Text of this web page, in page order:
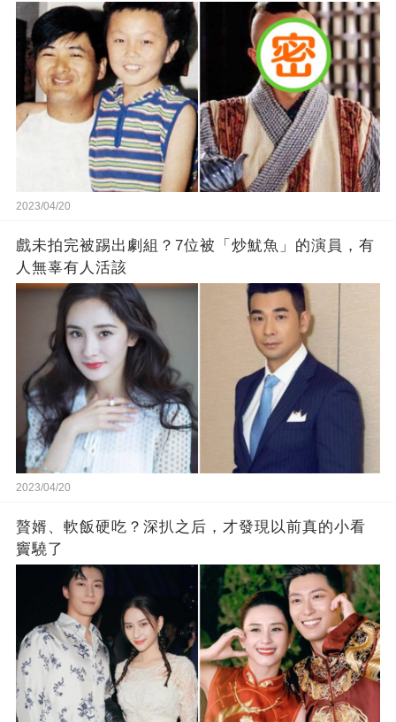
2023/04/20
戲未拍完被踢出劇組？7位被「炒魷魚」的演員，有
人無辜有人活該
2023/04/20
贅婿、軟飯硬吃？深扒之后，才發現以前真的小看
竇驍了